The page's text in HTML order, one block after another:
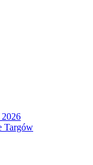
Targów